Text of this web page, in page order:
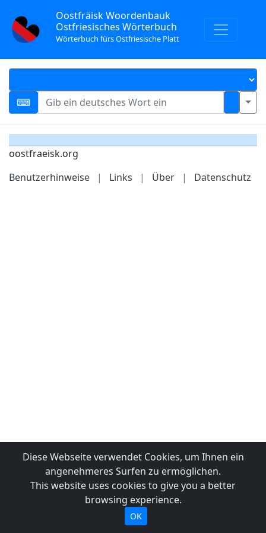
Oostfräisk Woordenbauk
Ostfriesisches Wörterbuch
Wörterbuch fürs Ostfriesische Platt
oostfraeisk.org
Benutzerhinweise
| Links | Über | Datenschutz
Diese Webseite verwendet Cookies, um Ihnen ein
angenehmeres Surfen zu ermöglichen.
This website uses cookies to give you a better
browsing experience.
OK